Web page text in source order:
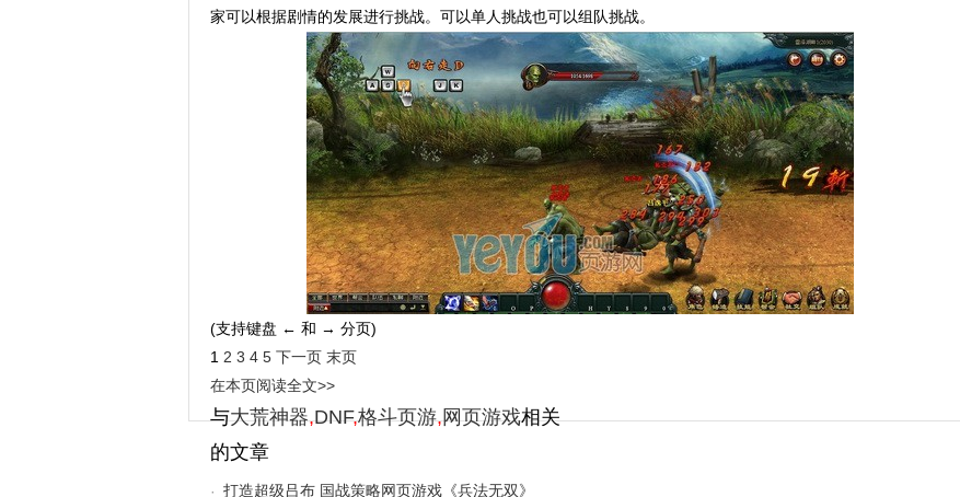
家可以根据剧情的发展进行挑战。可以单人挑战也可以组队挑战。
(支持键盘 ← 和 → 分页)
1 2 3 4 5 下一页 末页
在本页阅读全文>>
与大荒神器,DNF,格斗页游,网页游戏相关
的文章
· 打造超级吕布 国战策略网页游戏《兵法无双》